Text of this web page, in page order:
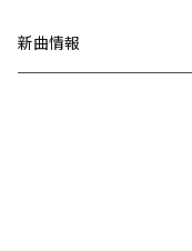
新曲情報